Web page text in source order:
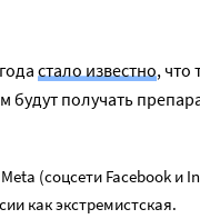
стало известно, что
будут получать
(соцсети Facebook и
как экстремистская.